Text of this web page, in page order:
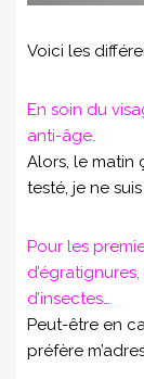
Voici les
En soin du
anti-âge.
Alors, le matin
testé, je ne
Pour les
d’insectes…
Peut-être en
préfère